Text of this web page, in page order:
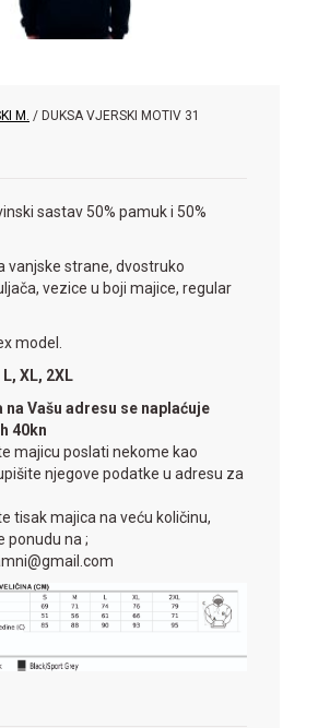
M. / DUKSA VJERSKI MOTIV 31
sastav 50% pamuk i 50%
vanjske strane, dvostruko
vezice u boji majice, regular
model.
XL, 2XL
na Vašu adresu se naplaćuje
40kn
majicu poslati nekome kao
njegove podatke u adresu za
tisak majica na veću količinu,
ponudu na ;